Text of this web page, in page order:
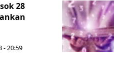
28
- 20:59